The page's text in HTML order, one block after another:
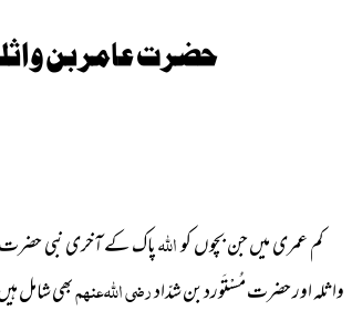
حضرت عامر بن
کم عمری میں جن بچوں کواللہپاک کے آخری نبی حضرت
واثلہ اور حضرت مُسْتَورد بن شدّادرضی اللہ عنہمبھی شامل